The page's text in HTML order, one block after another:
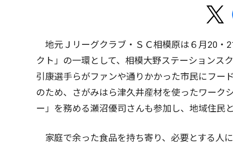
地元Ｊリーグクラブ・ＳＣ相模原は６月20・
クト」の一環として、相模大野ステーションス
引康選手らがファンや通りかかった市民にフー
のため、さがみはら津久井産材を使ったワーク
ー」を務める瀬沼優司さんも参加し、地域住民
家庭で余った食品を持ち寄り、必要とする人